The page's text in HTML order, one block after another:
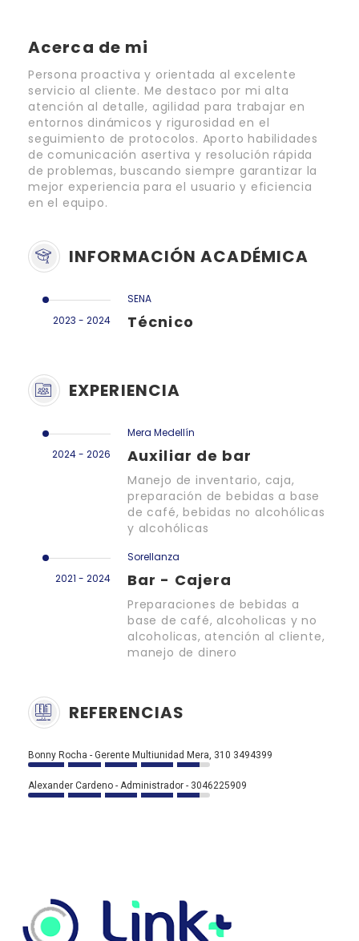
Acerca de mi
Persona proactiva y orientada al excelente
servicio al cliente. Me destaco por mi alta
atención al detalle, agilidad para trabajar en
entornos dinámicos y rigurosidad en el
seguimiento de protocolos. Aporto habilidades
de comunicación asertiva y resolución rápida
de problemas, buscando siempre garantizar la
mejor experiencia para el usuario y eficiencia
en el equipo.
INFORMACIÓN ACADÉMICA
2023 - 2024
SENA
Técnico
EXPERIENCIA
2024 - 2026
Mera Medellín
Auxiliar de bar
Manejo de inventario, caja,
preparación de bebidas a base
de café, bebidas no alcohólicas
y alcohólicas
2021 - 2024
Sorellanza
Bar - Cajera
Preparaciones de bebidas a
base de café, alcoholicas y no
alcoholicas, atención al cliente,
manejo de dinero
REFERENCIAS
Bonny Rocha - Gerente Multiunidad Mera, 310 3494399
Alexander Cardeno - Administrador - 3046225909